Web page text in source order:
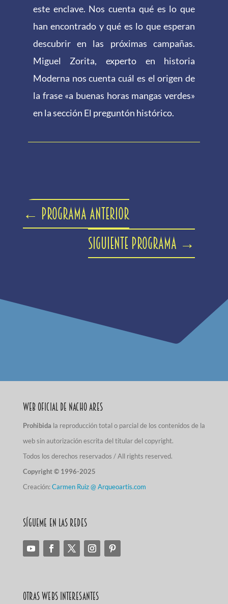
este enclave. Nos cuenta qué es lo que
han encontrado y qué es lo que esperan
descubrir en las próximas campañas.
Miguel Zorita, experto en historia
Moderna nos cuenta cuál es el origen de
la frase «a buenas horas mangas verdes»
en la sección El preguntón histórico.
← Programa anterior
Siguiente programa →
Web Oficial de Nacho Ares
Prohibida la reproducción total o parcial de los contenidos de la
web sin autorización escrita del titular del copyright.
Todos los derechos reservados / All rights reserved.
Copyright © 1996-2025
Creación:Carmen Ruiz @ Arqueoartis.com
Sígueme en las redes
Otras Webs Interesantes